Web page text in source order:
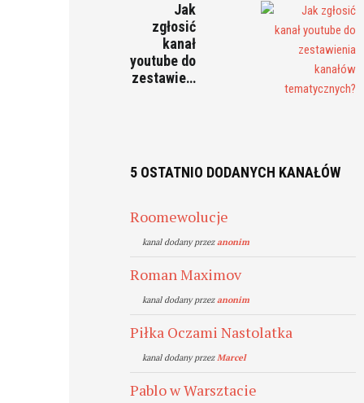
Jak
zgłosić
kanał
youtube do
zestawie…
5 OSTATNIO DODANYCH KANAŁÓW
Roomewolucje
kanal dodany przezanonim
Roman Maximov
kanal dodany przezanonim
Piłka Oczami Nastolatka
kanal dodany przezMarcel
Pablo w Warsztacie